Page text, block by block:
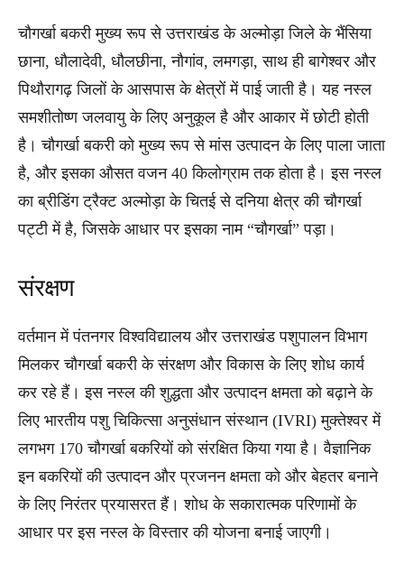
चौगर्खा बकरी मुख्य रूप से उत्तराखंड के अल्मोड़ा जिले के भैंसिया
छाना, धौलादेवी, धौलछीना, नौगांव, लमगड़ा, साथ ही बागेश्वर और
पिथौरागढ़ जिलों के आसपास के क्षेत्रों में पाई जाती है। यह नस्ल
समशीतोष्ण जलवायु के लिए अनुकूल है और आकार में छोटी होती
है। चौगर्खा बकरी को मुख्य रूप से मांस उत्पादन के लिए पाला जाता
है, और इसका औसत वजन 40 किलोग्राम तक होता है। इस नस्ल
का ब्रीडिंग ट्रैक्ट अल्मोड़ा के चितई से दनिया क्षेत्र की चौगर्खा
पट्टी में है, जिसके आधार पर इसका नाम “चौगर्खा” पड़ा।
संरक्षण
वर्तमान में पंतनगर विश्वविद्यालय और उत्तराखंड पशुपालन विभाग
मिलकर चौगर्खा बकरी के संरक्षण और विकास के लिए शोध कार्य
कर रहे हैं। इस नस्ल की शुद्धता और उत्पादन क्षमता को बढ़ाने के
लिए भारतीय पशु चिकित्सा अनुसंधान संस्थान (IVRI) मुक्तेश्वर में
लगभग 170 चौगर्खा बकरियों को संरक्षित किया गया है। वैज्ञानिक
इन बकरियों की उत्पादन और प्रजनन क्षमता को और बेहतर बनाने
के लिए निरंतर प्रयासरत हैं। शोध के सकारात्मक परिणामों के
आधार पर इस नस्ल के विस्तार की योजना बनाई जाएगी।